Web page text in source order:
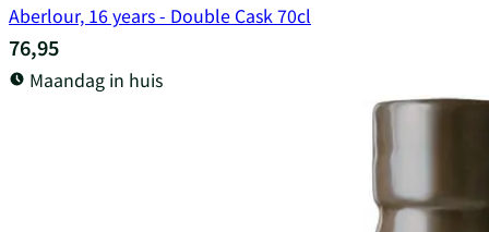
Aberlour, 16 years - Double Cask 70cl
76,95
Maandag in huis